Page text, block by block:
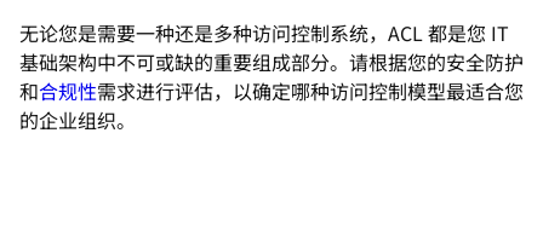
无论您是需要一种还是多种访问控制系统，ACL 都是您 IT
基础架构中不可或缺的重要组成部分。请根据您的安全防护
和合规性需求进行评估，以确定哪种访问控制模型最适合您
的企业组织。